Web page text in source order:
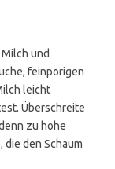
und
feinporigen
leicht
Überschreite
zu hohe
den Schaum